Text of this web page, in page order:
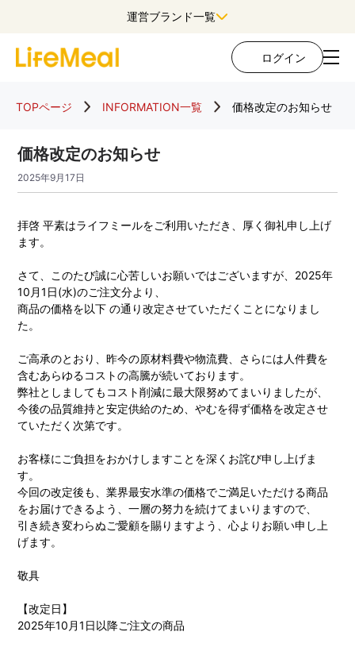
運営ブランド一覧
ログイン
TOPページ INFORMATION一覧 価格改定のお知らせ
価格改定のお知らせ
2025年9月17日
拝啓 平素はライフミールをご利用いただき、厚く御礼申し上げ
ます。
さて、このたび誠に心苦しいお願いではございますが、2025年
10月1日(水)のご注文分より、
商品の価格を以下 の通り改定させていただくことになりまし
た。
ご高承のとおり、昨今の原材料費や物流費、さらには人件費を
含むあらゆるコストの高騰が続いております。
弊社としましてもコスト削減に最大限努めてまいりましたが、
今後の品質維持と安定供給のため、やむを得ず価格を改定させ
ていただく次第です。
お客様にご負担をおかけしますことを深くお詫び申し上げま
す。
今回の改定後も、業界最安水準の価格でご満足いただける商品
をお届けできるよう、一層の努力を続けてまいりますので、
引き続き変わらぬご愛顧を賜りますよう、心よりお願い申し上
げます。
敬具
【改定日】
2025年10月1日以降ご注文の商品